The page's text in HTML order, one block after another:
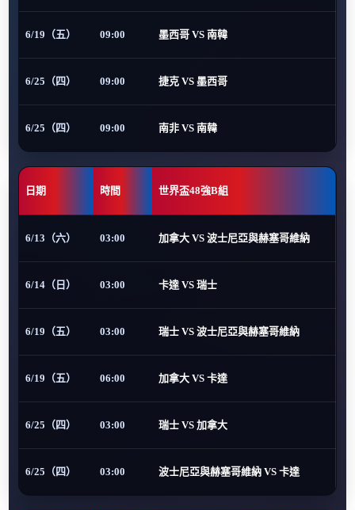
6/19（五） 09:00 墨西哥 VS 南韓
6/25（四） 09:00 捷克 VS 墨西哥
6/25（四） 09:00 南非 VS 南韓
日期 時間 世界盃48強B組
6/13（六） 03:00 加拿大 VS 波士尼亞與赫塞哥維納
6/14（日） 03:00 卡達 VS 瑞士
6/19（五） 03:00 瑞士 VS 波士尼亞與赫塞哥維納
6/19（五） 06:00 加拿大 VS 卡達
6/25（四） 03:00 瑞士 VS 加拿大
6/25（四） 03:00 波士尼亞與赫塞哥維納 VS 卡達